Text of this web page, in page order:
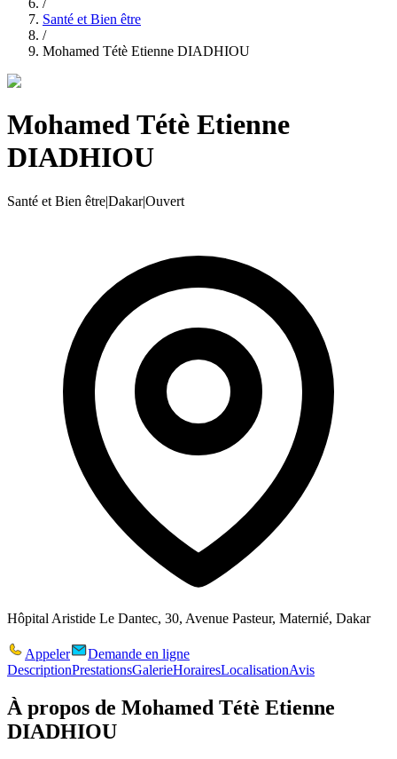
/
Santé et Bien être
/
Mohamed Tétè Etienne DIADHIOU
Mohamed Tétè Etienne
DIADHIOU
Santé et Bien être|Dakar|Ouvert
Hôpital Aristide Le Dantec, 30, Avenue Pasteur, Maternié, Dakar
Appeler
Demande en ligne
DescriptionPrestationsGalerieHorairesLocalisationAvis
À propos de Mohamed Tétè Etienne
DIADHIOU